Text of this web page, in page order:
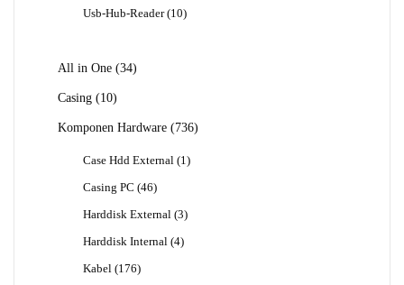
Usb-Hub-Reader 1010
All in One 3434
Casing
1010
Komponen Hardware
736736
Case Hdd External 11
Casing PC 4646
Harddisk External 33
Harddisk Internal 44
Kabel 176176